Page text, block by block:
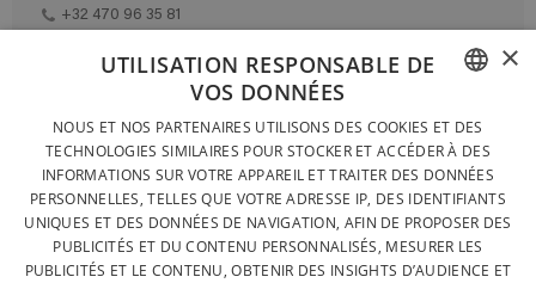
+32 470 96 35 81
CONTACTEZ-NOUS
PROTECTION DES DONNÉES
CONDITIONS GÉNÉRALES DE VENTE
SITEMAP
FRENCH
DUTCH
ENGLISH
×
UTILISATION RESPONSABLE DE
VOS DONNÉES
NOUS ET NOS PARTENAIRES UTILISONS DES COOKIES ET DES
TECHNOLOGIES SIMILAIRES POUR STOCKER ET ACCÉDER À DES
INFORMATIONS SUR VOTRE APPAREIL ET TRAITER DES DONNÉES
PERSONNELLES, TELLES QUE VOTRE ADRESSE IP, DES IDENTIFIANTS
UNIQUES ET DES DONNÉES DE NAVIGATION, AFIN DE PROPOSER DES
PUBLICITÉS ET DU CONTENU PERSONNALISÉS, MESURER LES
PUBLICITÉS ET LE CONTENU, OBTENIR DES INSIGHTS D’AUDIENCE ET